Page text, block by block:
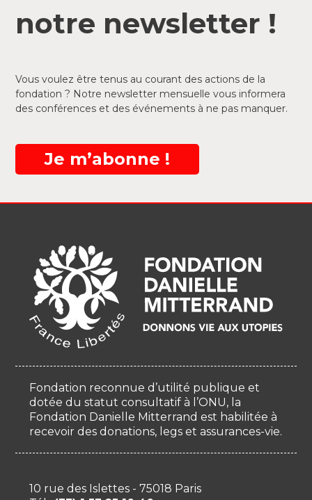
notre newsletter !
Vous voulez être tenus au courant des actions de la
fondation ? Notre newsletter mensuelle vous informera
des conférences et des événements à ne pas manquer.
Je m’abonne !
Fondation reconnue d’utilité publique et
dotée du statut consultatif à l’ONU, la
Fondation Danielle Mitterrand est habilitée à
recevoir des donations, legs et assurances-vie.
10 rue des Islettes - 75018 Paris